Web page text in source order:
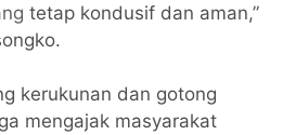
tetap kondusif dan aman,”
kerukunan dan gotong
mengajak masyarakat